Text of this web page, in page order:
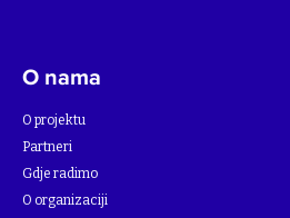
O nama
O projektu
Partneri
Gdje radimo
O organizaciji